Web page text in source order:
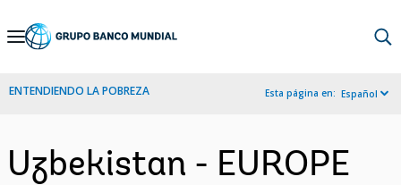
Skip
Navigation
ENTENDIENDO LA POBREZA Esta página en: Español
Uzbekistan - EUROPE